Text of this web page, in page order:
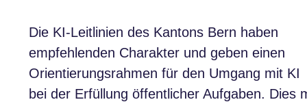
Die KI-Leitlinien des Kantons Bern haben
empfehlenden Charakter und geben einen
Orientierungsrahmen für den Umgang mit KI
bei der Erfüllung öffentlicher Aufgaben. Dies